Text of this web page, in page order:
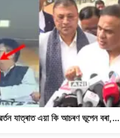
যাত্ৰাত এয়া কি আচৰণ ভূপেন বৰা,…